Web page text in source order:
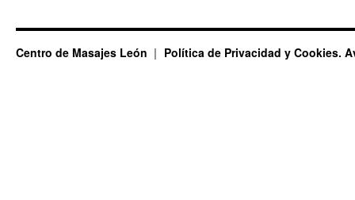
Centro de Masajes León Política de Privacidad y Cookies.